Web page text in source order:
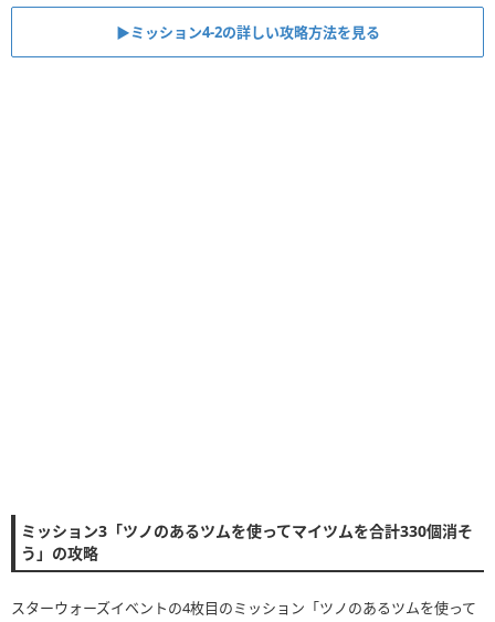
▶︎ミッション4-2の詳しい攻略方法を見る
ミッション3「ツノのあるツムを使ってマイツムを合計330個消そ
う」の攻略
スターウォーズイベントの4枚目のミッション「ツノのあるツムを使って